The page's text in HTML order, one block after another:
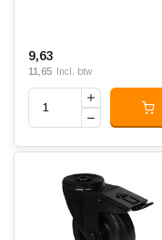
9,63
11,65 Incl. btw